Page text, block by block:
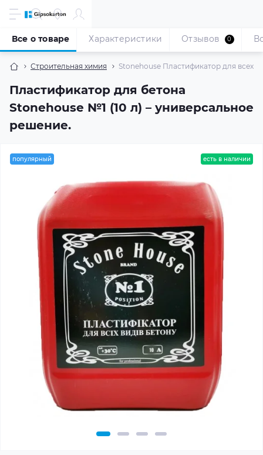
Строительная химия Stonehouse Пластификатор для всех
Пластификатор для бетона
Stonehouse №1 (10 л) – универсальное
решение.
Все о товаре Характеристики Отзывов 0
популярный есть в наличии